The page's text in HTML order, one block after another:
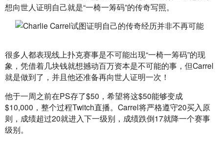
想向世人证明自己就是“一椅一筹码”的传奇写照。
很多人都表现线上扑克赛事是不可能出现“一椅一筹码”的现
象，凭借着几块钱就想撼动百万资本是不可能的事，但Carrel
就是做到了，并且他还准备再向世人证明一次！
他于一周之前在PS存了$50，希望将这$50能够变成
$10,000，整个过程Twitch直播。Carrel将严格遵守20买入原
则，成绩超过20就进入下一级别，成绩跌倒17就降一个赛事
级别。